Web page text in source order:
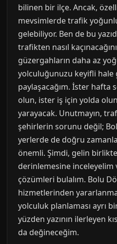
bilinen bir ilçe. Ancak,
mevsimlerde trafik
gelebiliyor. Ben de bu
trafikten nasıl
güzergahların daha az
yolculuğunuzu keyifli hale
paylaşacağım. İster hafta
olun, ister iş için yolda
yarayacak. Unutmayın,
şehirlerin sorunu değil;
yerlerde de doğru
önemli. Şimdi, gelin
derinlemesine inceleyelim
çözümleri bulalım. Bolu
hizmetlerinden
yolculuk planlaması ayrı
yüzden yazının ilerleyen
da değineceğim.